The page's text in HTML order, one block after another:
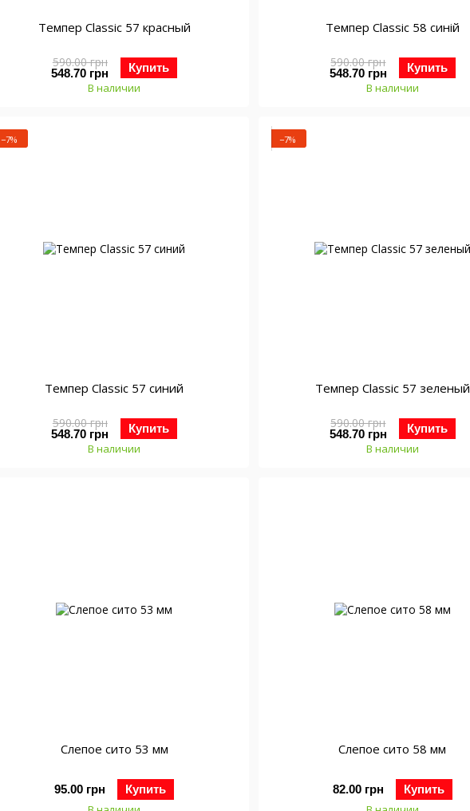
Темпер Classic 57 красный
590.00 грн
548.70 грн Купить
В наличии
Темпер Classic 58 синій
590.00 грн
548.70 грн Купить
В наличии
−7%
Темпер Classic 57 синий
590.00 грн
548.70 грн Купить
В наличии
−7%
Темпер Classic 57 зеленый
590.00 грн
548.70 грн Купить
В наличии
Слепое сито 53 мм
95.00 грн Купить
Слепое сито 58 мм
82.00 грн Купить